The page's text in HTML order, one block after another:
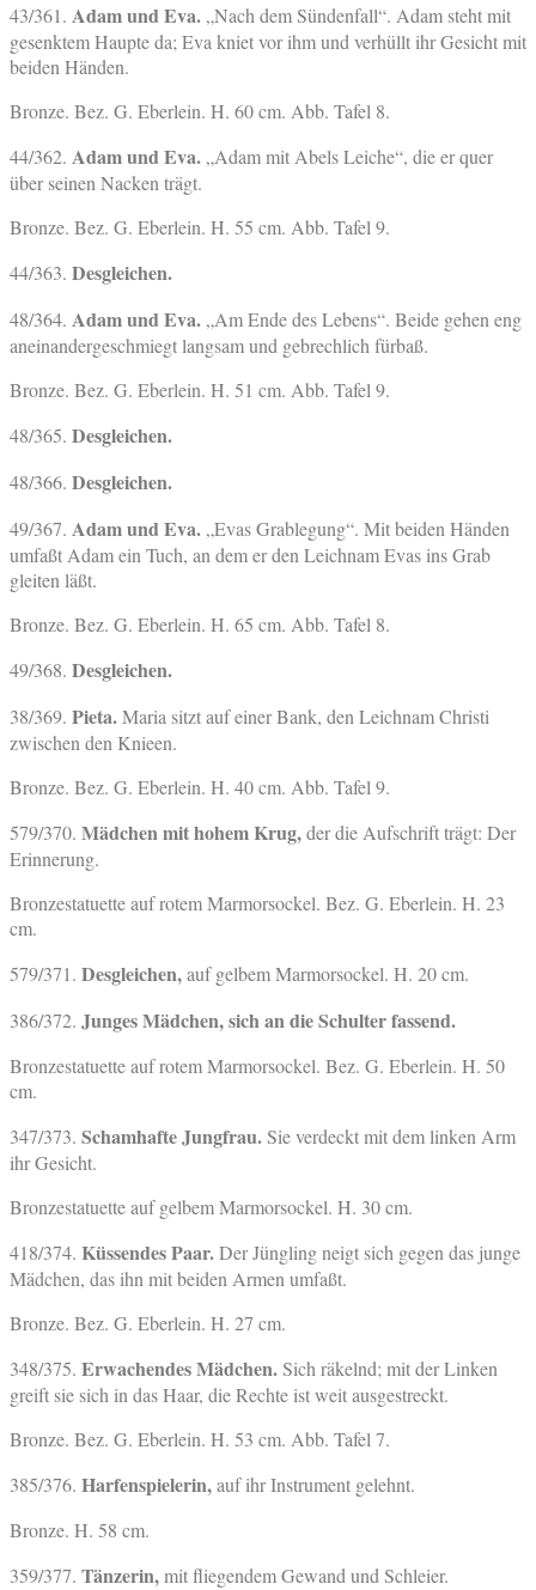
43/361. Adam und Eva. „Nach dem Sündenfall“. Adam steht mit
gesenktem Haupte da; Eva kniet vor ihm und verhüllt ihr Gesicht mit
beiden Händen.
Bronze. Bez. G. Eberlein. H. 60 cm. Abb. Tafel 8.
44/362. Adam und Eva. „Adam mit Abels Leiche“, die er quer
über seinen Nacken trägt.
Bronze. Bez. G. Eberlein. H. 55 cm. Abb. Tafel 9.
44/363. Desgleichen.
48/364. Adam und Eva. „Am Ende des Lebens“. Beide gehen eng
aneinandergeschmiegt langsam und gebrechlich fürbaß.
Bronze. Bez. G. Eberlein. H. 51 cm. Abb. Tafel 9.
48/365. Desgleichen.
48/366. Desgleichen.
49/367. Adam und Eva. „Evas Grablegung“. Mit beiden Händen
umfaßt Adam ein Tuch, an dem er den Leichnam Evas ins Grab
gleiten läßt.
Bronze. Bez. G. Eberlein. H. 65 cm. Abb. Tafel 8.
49/368. Desgleichen.
38/369. Pieta.Maria sitzt auf einer Bank, den Leichnam Christi
zwischen den Knieen.
Bronze. Bez. G. Eberlein. H. 40 cm. Abb. Tafel 9.
579/370. Mädchen mit hohem Krug,der die Aufschrift trägt: Der
Erinnerung.
Bronzestatuette auf rotem Marmorsockel. Bez. G. Eberlein. H. 23
cm.
579/371. Desgleichen,auf gelbem Marmorsockel. H. 20 cm.
386/372. Junges Mädchen, sich an die Schulter fassend.
Bronzestatuette auf rotem Marmorsockel. Bez. G. Eberlein. H. 50
cm.
347/373. Schamhafte Jungfrau.Sie verdeckt mit dem linken Arm
ihr Gesicht.
Bronzestatuette auf gelbem Marmorsockel. H. 30 cm.
418/374. Küssendes Paar.Der Jüngling neigt sich gegen das junge
Mädchen, das ihn mit beiden Armen umfaßt.
Bronze. Bez. G. Eberlein. H. 27 cm.
348/375. Erwachendes Mädchen.Sich räkelnd; mit der Linken
greift sie sich in das Haar, die Rechte ist weit ausgestreckt.
Bronze. Bez. G. Eberlein. H. 53 cm. Abb. Tafel 7.
385/376. Harfenspielerin,auf ihr Instrument gelehnt.
Bronze. H. 58 cm.
359/377. Tänzerin,mit fliegendem Gewand und Schleier.